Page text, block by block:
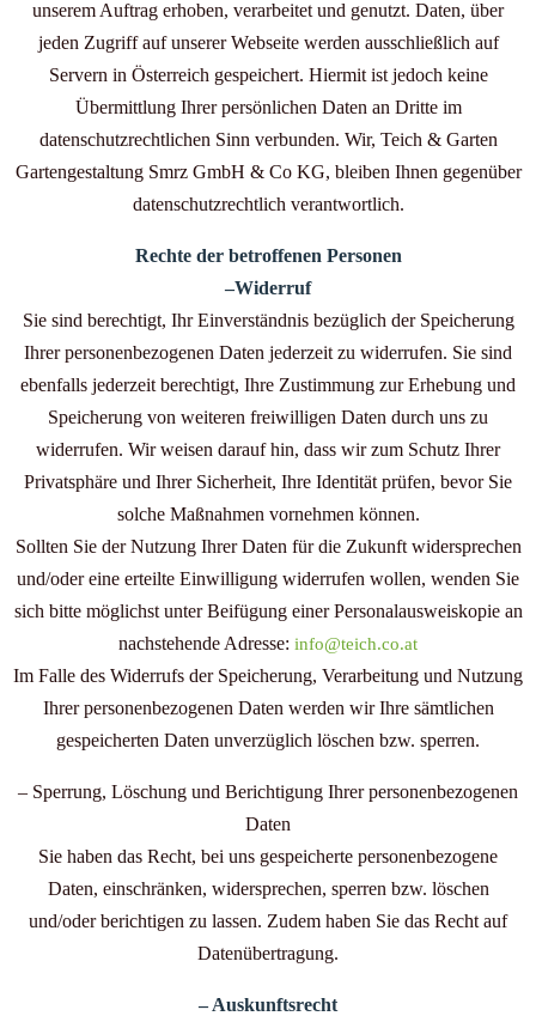
unserem Auftrag erhoben, verarbeitet und genutzt. Daten, über
jeden Zugriff auf unserer Webseite werden ausschließlich auf
Servern in Österreich gespeichert. Hiermit ist jedoch keine
Übermittlung Ihrer persönlichen Daten an Dritte im
datenschutzrechtlichen Sinn verbunden. Wir, Teich & Garten
Gartengestaltung Smrz GmbH & Co KG, bleiben Ihnen gegenüber
datenschutzrechtlich verantwortlich.
Rechte der betroffenen Personen
–Widerruf
Sie sind berechtigt, Ihr Einverständnis bezüglich der Speicherung
Ihrer personenbezogenen Daten jederzeit zu widerrufen. Sie sind
ebenfalls jederzeit berechtigt, Ihre Zustimmung zur Erhebung und
Speicherung von weiteren freiwilligen Daten durch uns zu
widerrufen. Wir weisen darauf hin, dass wir zum Schutz Ihrer
Privatsphäre und Ihrer Sicherheit, Ihre Identität prüfen, bevor Sie
solche Maßnahmen vornehmen können.
Sollten Sie der Nutzung Ihrer Daten für die Zukunft widersprechen
und/oder eine erteilte Einwilligung widerrufen wollen, wenden Sie
sich bitte möglichst unter Beifügung einer Personalausweiskopie an
nachstehende Adresse: info@teich.co.at
Im Falle des Widerrufs der Speicherung, Verarbeitung und Nutzung
Ihrer personenbezogenen Daten werden wir Ihre sämtlichen
gespeicherten Daten unverzüglich löschen bzw. sperren.
– Sperrung, Löschung und Berichtigung Ihrer personenbezogenen
Daten
Sie haben das Recht, bei uns gespeicherte personenbezogene
Daten, einschränken, widersprechen, sperren bzw. löschen
und/oder berichtigen zu lassen. Zudem haben Sie das Recht auf
Datenübertragung.
– Auskunftsrecht